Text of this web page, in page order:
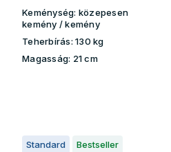
Keménység: közepesen
kemény / kemény
Teherbírás: 130 kg
Magasság: 21 cm
Standard Bestseller